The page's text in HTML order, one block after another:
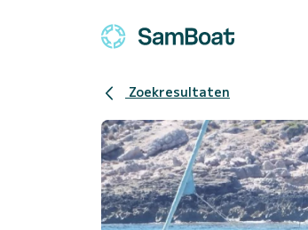
Zoekresultaten